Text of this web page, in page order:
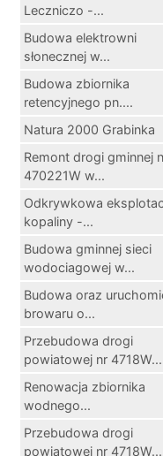
Leczniczo -...
Budowa elektrowni
słonecznej w...
Budowa zbiornika
retencyjnego pn....
Natura 2000 Grabinka
Remont drogi gminnej
470221W w...
Odkrywkowa
kopaliny -...
Budowa gminnej sieci
wodociagowej w...
Budowa oraz
browaru o...
Przebudowa drogi
powiatowej nr 4718W...
Renowacja zbiornika
wodnego...
Przebudowa drogi
powiatowej nr 4718W...